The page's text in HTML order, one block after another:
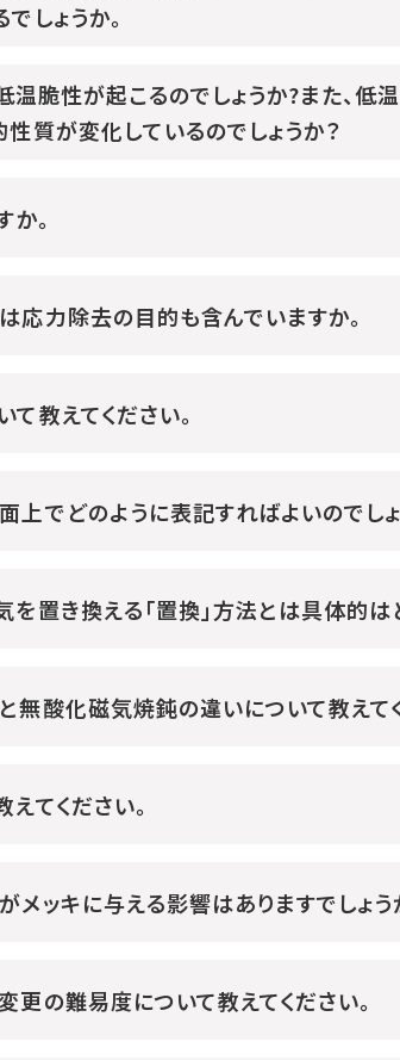
しょうか。
脆性が起こるのでしょうか?また、
性質が変化しているのでしょうか？
。
応力除去の目的も含んでいますか。
教えてください。
上でどのように表記すればよいのでしょ
を置き換える「置換」方法とは具体的は
無酸化磁気焼鈍の違いについて教えて
てください。
メッキに与える影響はありますでしょう
更の難易度について教えてください。